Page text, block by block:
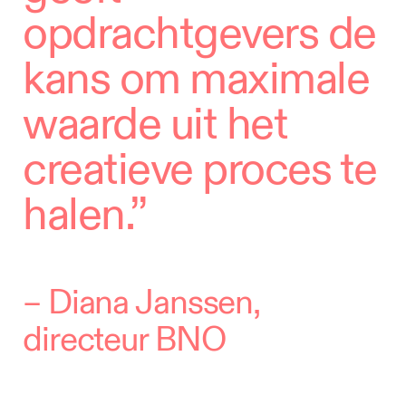
opdrachtgevers de
kans om maximale
waarde uit het
creatieve proces te
halen.”
– Diana Janssen,
directeur BNO